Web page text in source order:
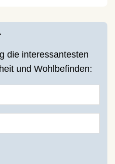
die interessantesten
und Wohlbefinden: